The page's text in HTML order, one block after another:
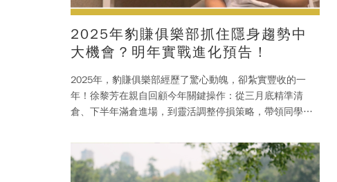
2025年豹賺俱樂部抓住隱身趨勢中
大機會？明年實戰進化預告！
2025年，豹賺俱樂部經歷了驚心動魄，卻紮實豐收的一
年！徐黎芳在親自回顧今年關鍵操作：從三月底精準清
倉、下半年滿倉進場，到靈活調整停損策略，帶領同學走